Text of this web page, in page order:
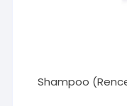
Shampoo